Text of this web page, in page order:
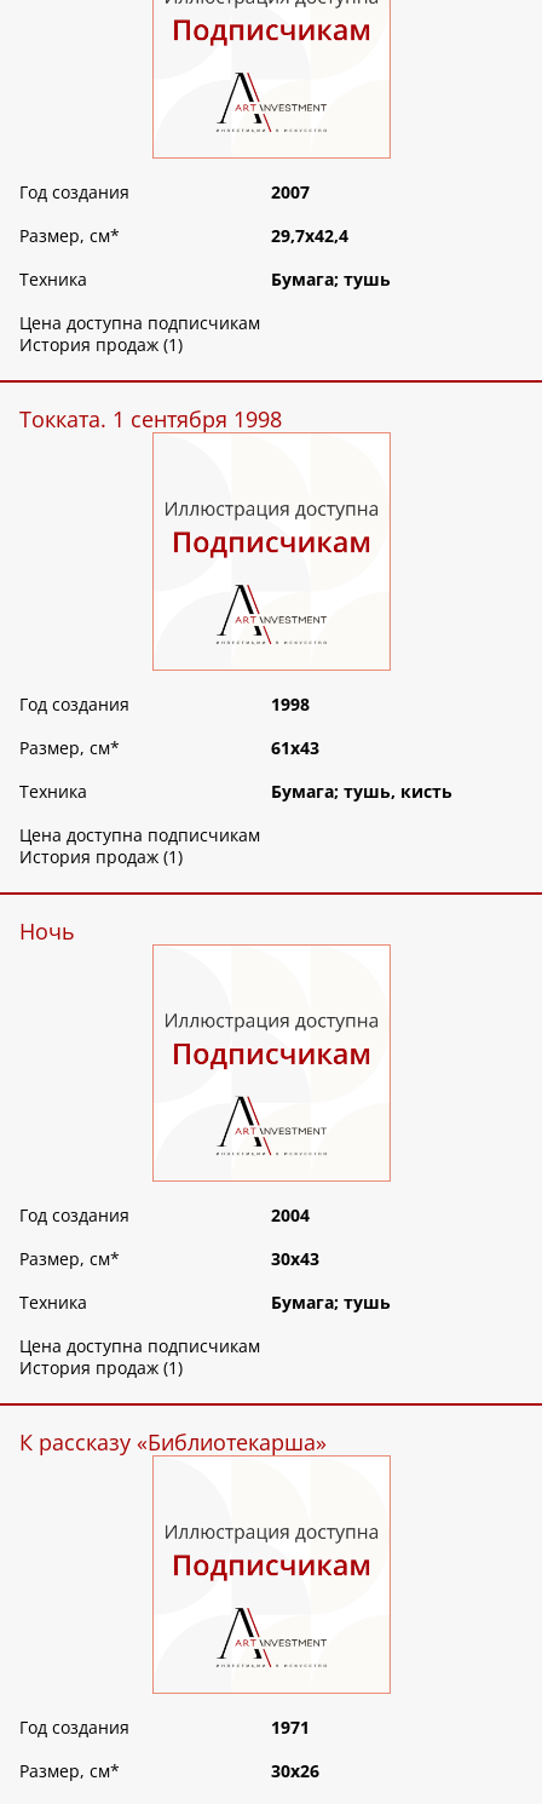
Год создания
2007
Размер, см*
29,7х42,4
Техника
Бумага; тушь
Цена доступна подписчикам
История продаж (1)
Токката. 1 сентября 1998
Год создания
1998
Размер, см*
61х43
Техника
Бумага; тушь, кисть
Цена доступна подписчикам
История продаж (1)
Ночь
Год создания
2004
Размер, см*
30х43
Техника
Бумага; тушь
Цена доступна подписчикам
История продаж (1)
К рассказу «Библиотекарша»
Год создания
1971
Размер, см*
30х26